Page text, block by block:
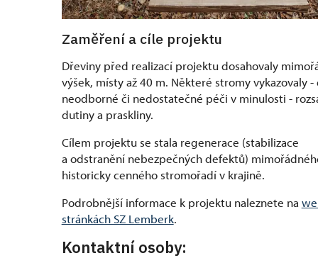
Zaměření a cíle projektu
Dřeviny před realizací projektu dosahovaly
výšek, místy až 40 m. Některé stromy vykazovaly -
neodborné či nedostatečné péči v minulosti -
dutiny a praskliny.
Cílem projektu se stala regenerace (stabilizace
a odstranění nebezpečných defektů)
historicky cenného stromořadí v krajině.
Podrobnější informace k projektu naleznete na
stránkách SZ Lemberk.
Kontaktní osoby: